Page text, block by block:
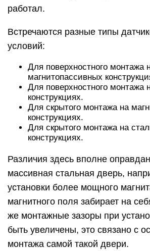
работал.
Встречаются разные типы
условий:
Для поверхностного монтажа
магнитопассивных
Для поверхностного монтажа
конструкциях.
Для скрытого монтажа на
конструкциях.
Для скрытого монтажа на
конструкциях.
Различия здесь вполне
массивная стальная дверь,
установки более мощного
магнитного поля забирает на
же монтажные зазоры при
быть увеличены, это связано с
монтажа самой такой двери.